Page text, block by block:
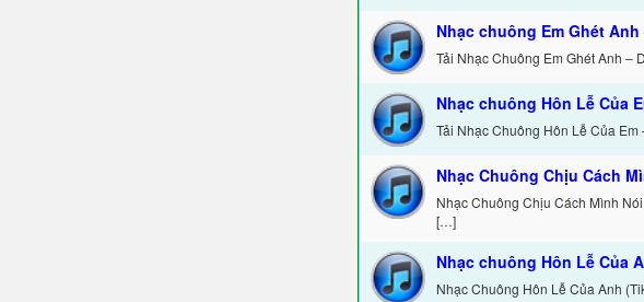
Nhạc chuông Em Ghét
Tải Nhạc Chuông Em Ghét Anh –
Nhạc chuông Hôn Lễ Của
Tải Nhạc Chuông Hôn Lễ Của
Nhạc Chuông Chịu Cách
Nhạc Chuông Chịu Cách Mình
[…]
Nhạc chuông Hôn Lễ Của
Nhạc Chuông Hôn Lễ Của Anh